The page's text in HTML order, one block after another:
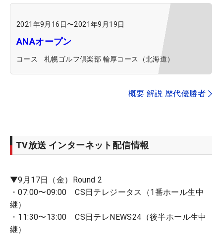
2021年9月16日〜2021年9月19日
ANAオープン
コース 札幌ゴルフ倶楽部 輪厚コース（北海道）
概要 解説 歴代優勝者
TV放送 インターネット配信情報
▼9月17日（金）Round 2
・07:00〜09:00 CS日テレジータス（1番ホール生中
継）
・11:30〜13:00 CS日テレNEWS24（後半ホール生中
継）